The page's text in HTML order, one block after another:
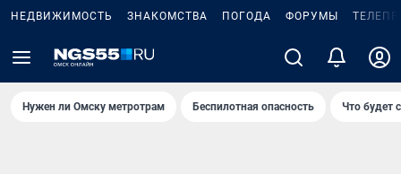
НЕДВИЖИМОСТЬ ЗНАКОМСТВА ПОГОДА ФОРУМЫ
Нужен ли Омску метротрам Беспилотная опасность Что будет